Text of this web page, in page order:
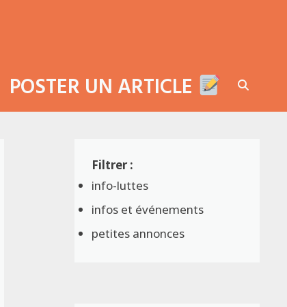
POSTER UN ARTICLE
info-luttes
infos et événements
petites annonces